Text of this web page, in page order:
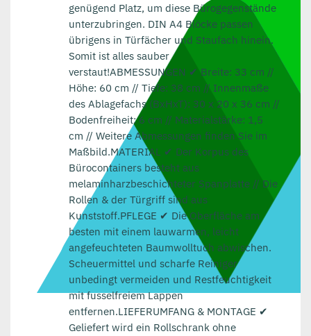
genügend Platz, um diese Bürogegenstände
unterzubringen. DIN A4 Blöcke passen
übrigens in Türfächer und Staufach hinein.
Somit ist alles sauber
verstaut!ABMESSUNGEN ✔ Breite: 33 cm //
Höhe: 60 cm // Tiefe: 38 cm // Innenmaße
des Ablagefachs (BxHxT): 30 x 20 x 36 cm //
Bodenfreiheit: 6 cm // Materialstärke: 1,5
cm // Weitere Abmessungen finden Sie im
Maßbild.MATERIAL ✔ Der Korpus des
Bürocontainers besteht aus
melaminharzbeschichteter Spanplatte // Die
Rollen & der Türgriff sind aus
Kunststoff.PFLEGE ✔ Die Oberfläche am
besten mit einem lauwarmen, leicht
angefeuchteten Baumwolltuch abwischen.
Scheuermittel und scharfe Reiniger
unbedingt vermeiden und Restfeuchtigkeit
mit fusselfreiem Lappen
entfernen.LIEFERUMFANG & MONTAGE ✔
Geliefert wird ein Rollschrank ohne